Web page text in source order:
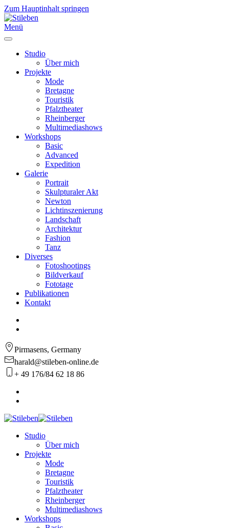
Zum Hauptinhalt springen
Menü
Studio
Über mich
Projekte
Mode
Bretagne
Touristik
Pfalztheater
Rheinberger
Multimediashows
Workshops
Basic
Advanced
Expedition
Galerie
Portrait
Skulpturaler Akt
Newton
Lichtinszenierung
Landschaft
Architektur
Fashion
Tanz
Diverses
Fotoshootings
Bildverkauf
Fototage
Publikationen
Kontakt
Pirmasens, Germany
harald@stileben-online.de
+ 49 176/84 62 18 86
Studio
Über mich
Projekte
Mode
Bretagne
Touristik
Pfalztheater
Rheinberger
Multimediashows
Workshops